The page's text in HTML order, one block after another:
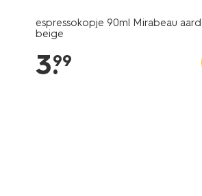
espressokopje 90ml Mirabeau
beige
3.
99